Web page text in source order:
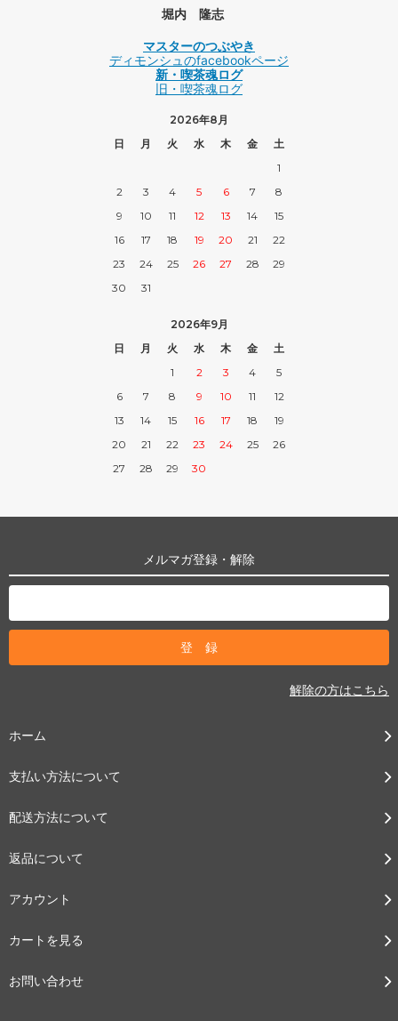
堀内 隆志
マスターのつぶやき
ディモンシュのfacebookページ
新・喫茶魂ログ
旧・喫茶魂ログ
2026年8月
日
月 火 水 木 金
土
1
2
3 4 5 6 7
8
9
10 11 12 13 14
15
16
17 18 19 20 21
22
23
24 25 26 27 28
29
30
31
2026年9月
日
月 火 水 木 金
土
1
2 3 4
5
6
7 8 9 10 11
12
13
14 15 16 17 18
19
20
21 22 23 24 25
26
27
28 29 30
メルマガ登録・解除
解除の方はこちら
ホーム
支払い方法について
配送方法について
返品について
アカウント
カートを見る
お問い合わせ